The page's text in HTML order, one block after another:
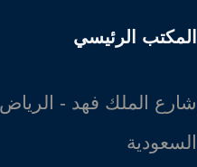
المكتب الرئيسي
شارع الملك فهد - الرياض
السعودية